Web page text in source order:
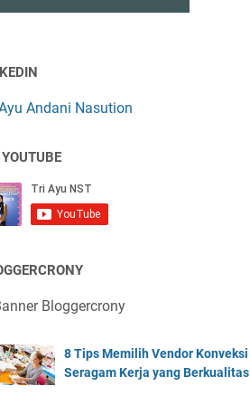
Andani Nasution
8 Tips Memilih Vendor Konveksi
Seragam Kerja yang Berkualitas